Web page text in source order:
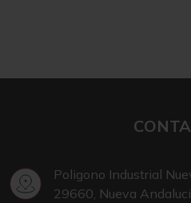
Poligono Industrial
29660, Nueva